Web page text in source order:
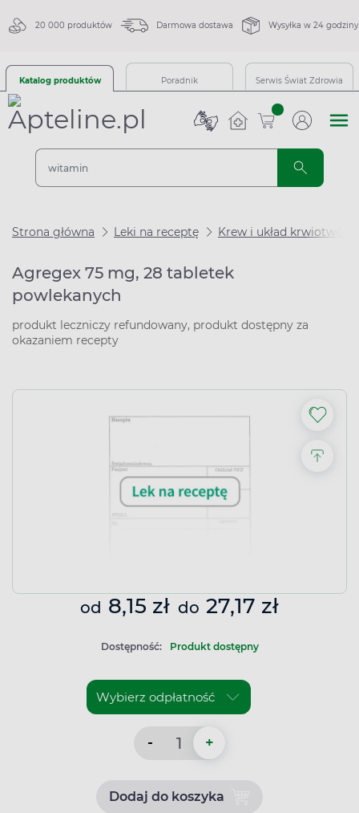
20 000 produktów Darmowa dostawa Wysyłka w 24 godziny
Katalog produktów Poradnik Serwis Świat Zdrowia
sztuk
Strona główna Leki na receptę Krew i układ
Agregex 75 mg, 28 tabletek
powlekanych
produkt leczniczy refundowany, produkt dostępny za
okazaniem recepty
od 8,15 zł do 27,17 zł
Dostępność: Produkt dostępny
- +
Dodaj do koszykaDodaj do koszyka